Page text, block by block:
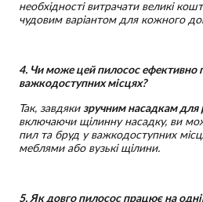
необхідності витрачати великі
чудовим варіантом для кожного
4. Чи може цей пилосос ефективно
важкодоступних місцях?
Так, завдякизручним насадкам для
включаючи щілинну насадку, ви
пил та бруд у важкодоступних
меблями або вузькі щілини.
5. Як довго пилосос працює на